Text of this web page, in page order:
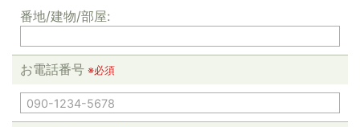
番地/建物/部屋:
お電話番号 ※必須